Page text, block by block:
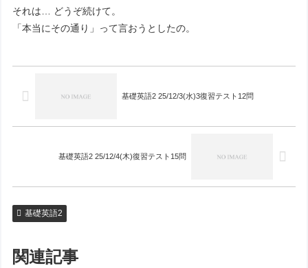
それは… どうぞ続けて。
「本当にその通り」って言おうとしたの。
基礎英語2 25/12/3(水)3復習テスト12問
基礎英語2 25/12/4(木)復習テスト15問
基礎英語2
関連記事